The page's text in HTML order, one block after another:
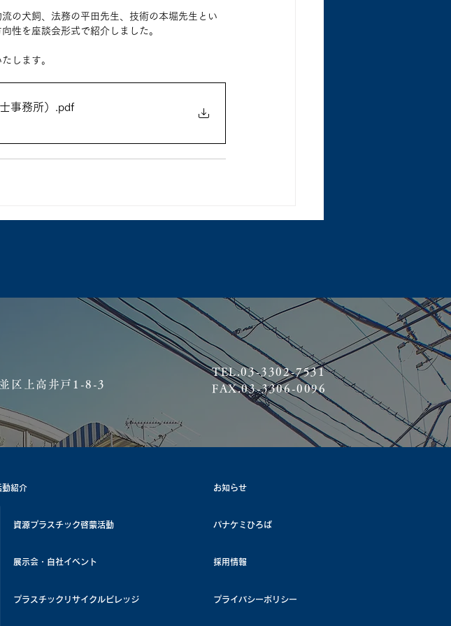
の犬飼、法務の平田先生、技術の本堀先生とい
性を座談会形式で紹介しました。
します。
事務所） .pdf
区上高井戸1-8-3
TEL.03-3302-7531
FAX.03-3306-0096
動紹介
資源プラスチック啓蒙活動
展示会・自社イベント
お知らせ
パナケミひろば
採用情報
プラスチックリサイクルビレッジ プライバシーポリシー